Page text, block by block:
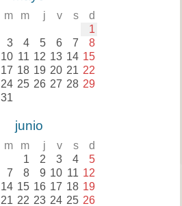
m m j v s d
1
3 4 5 6 7 8
10 11 12 13 14 15
17 18 19 20 21 22
24 25 26 27 28 29
31
junio
m m j v s d
1 2 3 4 5
7 8 9 10 11 12
14 15 16 17 18 19
21 22 23 24 25 26